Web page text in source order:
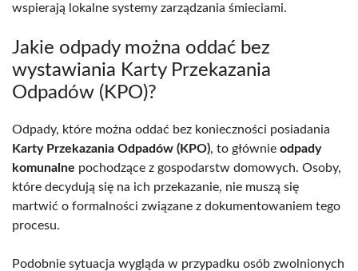
wspierają lokalne systemy zarządzania śmieciami.
Jakie odpady można oddać bez
wystawiania Karty Przekazania
Odpadów (KPO)?
Odpady, które można oddać bez konieczności posiadania
Karty Przekazania Odpadów (KPO), to głównie odpady
komunalne pochodzące z gospodarstw domowych. Osoby,
które decydują się na ich przekazanie, nie muszą się
martwić o formalności związane z dokumentowaniem tego
procesu.
Podobnie sytuacja wygląda w przypadku osób zwolnionych